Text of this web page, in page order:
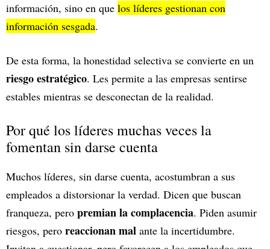
información, sino en que los líderes gestionan con
información sesgada.
De esta forma, la honestidad selectiva se convierte en un
riesgo estratégico. Les permite a las empresas sentirse
estables mientras se desconectan de la realidad.
Por qué los líderes muchas veces la
fomentan sin darse cuenta
Muchos líderes, sin darse cuenta, acostumbran a sus
empleados a distorsionar la verdad. Dicen que buscan
franqueza, pero premian la complacencia. Piden asumir
riesgos, pero reaccionan mal ante la incertidumbre.